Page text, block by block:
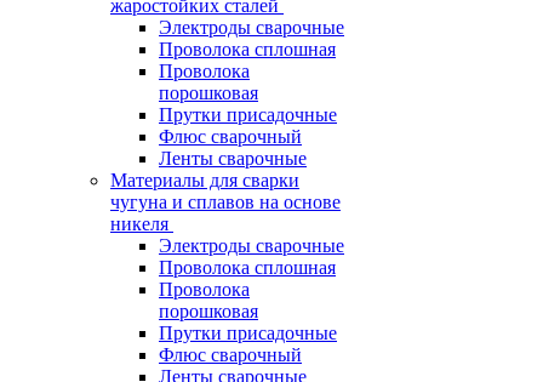
жаростойких сталей
Электроды сварочные
Проволока сплошная
Проволока
порошковая
Прутки присадочные
Флюс сварочный
Ленты сварочные
Материалы для сварки
чугуна и сплавов на основе
никеля
Электроды сварочные
Проволока сплошная
Проволока
порошковая
Прутки присадочные
Флюс сварочный
Ленты сварочные